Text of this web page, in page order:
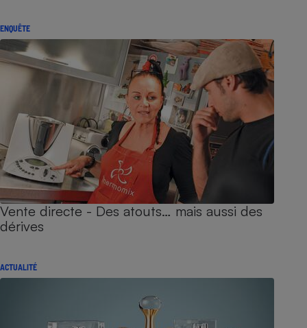
ENQUÊTE
Vente directe - Des atouts… mais aussi des
dérives
ACTUALITÉ